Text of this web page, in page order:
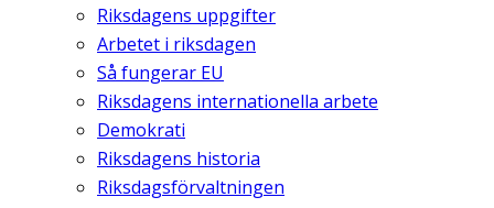
Riksdagens uppgifter
Arbetet i riksdagen
Så fungerar EU
Riksdagens internationella arbete
Demokrati
Riksdagens historia
Riksdagsförvaltningen